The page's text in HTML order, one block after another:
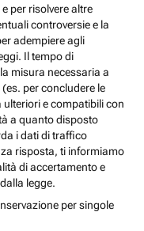
per risolvere altre
controversie e la
adempiere agli
Il tempo di
misura necessaria a
per concludere le
e compatibili con
a quanto disposto
i dati di traffico
risposta, ti informiamo
di accertamento e
legge.
per singole